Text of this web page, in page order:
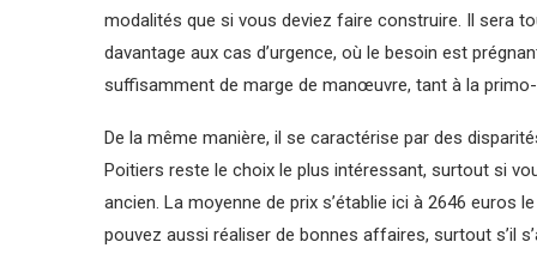
modalités que si vous deviez faire construire. Il sera
davantage aux cas d’urgence, où le besoin est
suffisamment de marge de manœuvre, tant à la
De la même manière, il se caractérise par des
Poitiers reste le choix le plus intéressant, surtout si
ancien. La moyenne de prix s’établie ici à 2646 euros
pouvez aussi réaliser de bonnes affaires, surtout s’il